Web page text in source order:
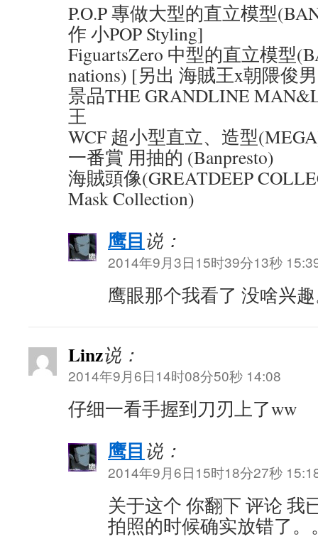
P.O.P 專做大型的直立模型
作 小POP Styling]
FiguartsZero 中型的直立模型
nations) [另出 海賊王x朝隈俊
景品THE GRANDLINE
王
WCF 超小型直立、造型
一番賞 用抽的 (Banpresto)
海賊頭像(GREATDEEP
Mask Collection)
鹰目 说：
2014年9月3日15时39分13秒
鹰眼那个我看了 没啥兴
Linz说：
2014年9月6日14时08分50秒 14:08
仔细一看手握到刀刃上了ww
鹰目 说：
2014年9月6日15时18分27秒
关于这个 你翻下 评论 我
拍照的时候确实放错了。